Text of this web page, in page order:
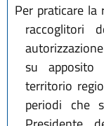
Per praticare
raccoglitori
su
territorio
periodi che